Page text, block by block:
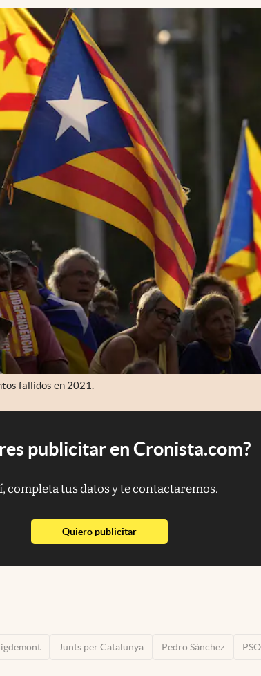
fallidos en 2021.
publicitar en Cronista.com?
completa tus datos y te contactaremos.
Quiero publicitarabre en nueva pestaña
Junts per Catalunya Pedro Sánchez